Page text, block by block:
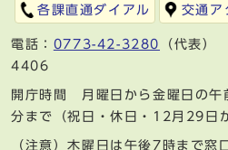
各課直通ダイアル
交通ア
電話： 0773-42-3280
（代表
4406
開庁時間 月曜日から金曜日の
分まで（祝日・休日・12月29日
（注意）木曜日は午後7時まで窓